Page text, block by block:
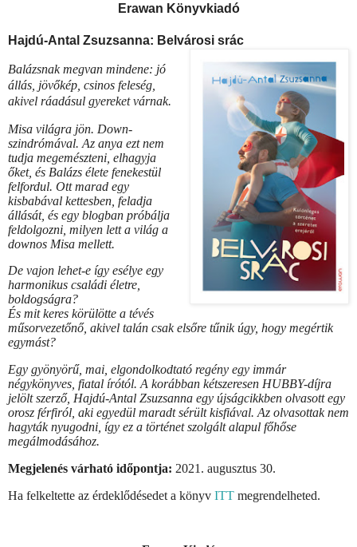
Erawan Könyvkiadó
Hajdú-Antal Zsuzsanna: Belvárosi srác
Balázsnak megvan mindene: jó
állás, jövőkép, csinos feleség,
akivel ráadásul gyereket várnak.
Misa világra jön. Down-
szindrómával. Az anya ezt nem
tudja megemészteni, elhagyja
őket, és Balázs élete fenekestül
felfordul. Ott marad egy
kisbabával kettesben, feladja
állását, és egy blogban próbálja
feldolgozni, milyen lett a világ a
downos Misa mellett.
De vajon lehet-e így esélye egy
harmonikus családi életre,
boldogságra?
És mit keres körülötte a tévés
műsorvezetőnő, akivel talán csak elsőre tűnik úgy, hogy megértik
egymást?
Egy gyönyörű, mai, elgondolkodtató regény egy immár
négykönyves, fiatal írótól. A korábban kétszeresen HUBBY-díjra
jelölt szerző, Hajdú-Antal Zsuzsanna egy újságcikkben olvasott egy
orosz férfiról, aki egyedül maradt sérült kisfiával. Az olvasottak nem
hagyták nyugodni, így ez a történet szolgált alapul főhőse
megálmodásához.
Megjelenés várható időpontja: 2021. augusztus 30.
Ha felkeltette az érdeklődésedet a könyv ITT megrendelheted.